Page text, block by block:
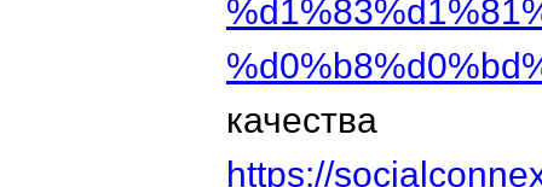
качества
https://